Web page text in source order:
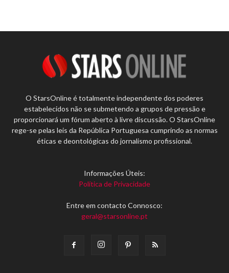
O StarsOnline é totalmente independente dos poderes
estabelecidos não se submetendo a grupos de pressão e
proporcionará um fórum aberto à livre discussão. O StarsOnline
rege-se pelas leis da República Portuguesa cumprindo as normas
éticas e deontológicas do jornalismo profissional.
Informações Úteis:
Política de Privacidade
Entre em contacto Connosco:
geral@starsonline.pt